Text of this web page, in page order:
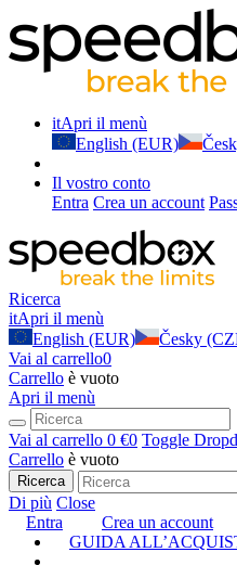
itApri il menù
English (EUR)
Il vostro conto
Entra Crea un account
Ricerca
itApri il menù
English (EUR)
Česky
Vai al carrello0
Carrello è vuoto
Apri il menù
Vai al carrello 0 €0 Toggle
Carrello è vuoto
Ricerca
Di più Close
Entra
Crea un account
GUIDA